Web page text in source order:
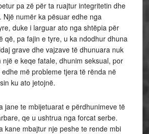
pa zë për ta ruajtur integritetin dhe
Një numër ka pësuar edhe nga
duke i larguar ato nga shtëpia për
që, pa fajin e tyre, u ka ndodhur dhuna
grave dhe vajzave të dhunuara nuk
e keqe fatale, dhunim seksual, por
më probleme tjera të rënda në
ku ato jetojnë.
jane te mbijetuarat e përdhunimeve të
qe u ushtrua nga forcat serbe.
kane mbajtur nje peshe te rende mbi